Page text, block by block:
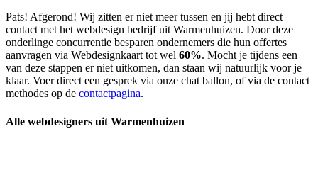
Pats! Afgerond! Wij zitten er niet meer tussen en jij hebt direct
contact met het webdesign bedrijf uit Warmenhuizen. Door deze
onderlinge concurrentie besparen ondernemers die hun offertes
aanvragen via Webdesignkaart tot wel 60%. Mocht je tijdens een
van deze stappen er niet uitkomen, dan staan wij natuurlijk voor je
klaar. Voer direct een gesprek via onze chat ballon, of via de contact
methodes op de contactpagina.
Alle webdesigners uit Warmenhuizen